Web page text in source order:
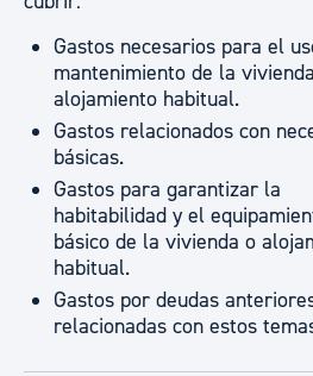
Gastos necesarios para el
mantenimiento de la
alojamiento habitual.
Gastos relacionados con
básicas.
Gastos para garantizar la
habitabilidad y el
básico de la vivienda o
habitual.
Gastos por deudas
relacionadas con estos